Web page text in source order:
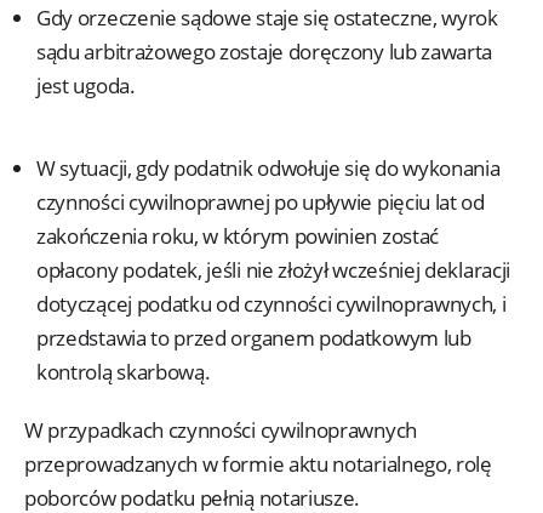
Gdy orzeczenie sądowe staje się ostateczne, wyrok
sądu arbitrażowego zostaje doręczony lub zawarta
jest ugoda.
W sytuacji, gdy podatnik odwołuje się do wykonania
czynności cywilnoprawnej po upływie pięciu lat od
zakończenia roku, w którym powinien zostać
opłacony podatek, jeśli nie złożył wcześniej deklaracji
dotyczącej podatku od czynności cywilnoprawnych, i
przedstawia to przed organem podatkowym lub
kontrolą skarbową.
W przypadkach czynności cywilnoprawnych
przeprowadzanych w formie aktu notarialnego, rolę
poborców podatku pełnią notariusze.